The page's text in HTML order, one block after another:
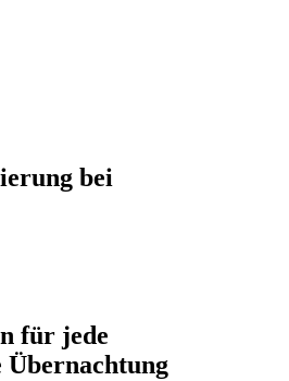
bei
für jede
Übernachtung